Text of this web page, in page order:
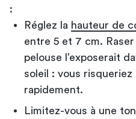
:
Réglez la hauteur de
entre 5 et 7 cm.
pelouse l’exposerait
soleil : vous
rapidement.
Limitez-vous à une